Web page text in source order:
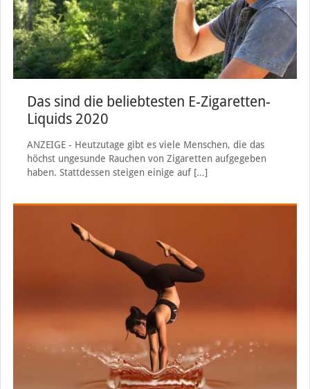
Das sind die beliebtesten E-Zigaretten-
Liquids 2020
ANZEIGE - Heutzutage gibt es viele Menschen, die das
höchst ungesunde Rauchen von Zigaretten aufgegeben
haben. Stattdessen steigen einige auf[…]